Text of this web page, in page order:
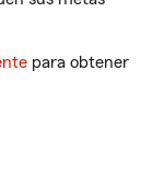
para obtener